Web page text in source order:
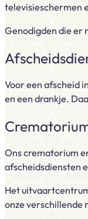
televisieschermen
Genodigden die er
Voor een afscheid
en een drankje.
Ons crematorium
afscheidsdiensten
Het
onze verschillende